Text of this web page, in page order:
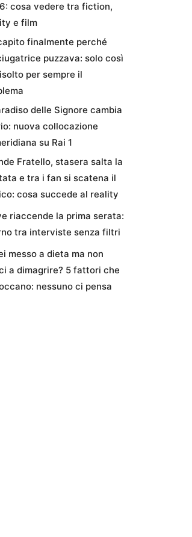
cosa vedere tra fiction,
e film
finalmente perché
puzzava: solo così
per sempre il
delle Signore cambia
nuova collocazione
su Rai 1
Fratello, stasera salta la
e tra i fan si scatena il
cosa succede al reality
riaccende la prima serata:
tra interviste senza filtri
messo a dieta ma non
a dimagrire? 5 fattori che
nessuno ci pensa